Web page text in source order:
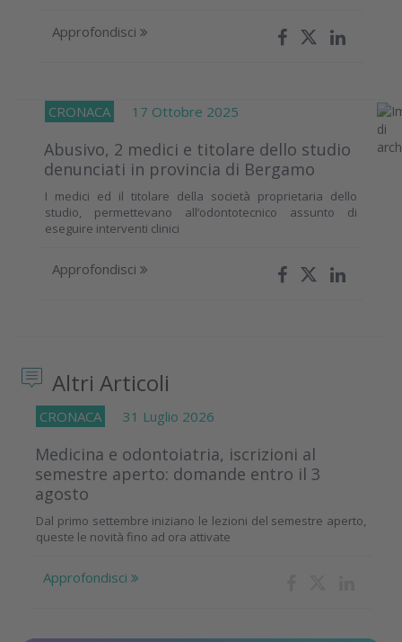
Approfondisci
CRONACA 17 Ottobre 2025
Abusivo, 2 medici e titolare dello studio
denunciati in provincia di Bergamo
I medici ed il titolare della società proprietaria dello
studio, permettevano all’odontotecnico assunto di
eseguire interventi clinici
Approfondisci
Altri Articoli
CRONACA 31 Luglio 2026
Medicina e odontoiatria, iscrizioni al
semestre aperto: domande entro il 3
agosto
Dal primo settembre iniziano le lezioni del semestre aperto,
queste le novità fino ad ora attivate
Approfondisci